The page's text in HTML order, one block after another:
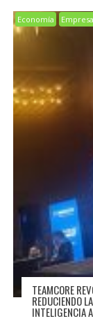
Economía
TEAMCORE
REDUCIENDO
INTELIGENCIA